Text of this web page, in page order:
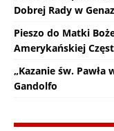
Dobrej Rady w
Pieszo do Matki
Amerykańskiej
„Kazanie św. Pawła
Gandolfo